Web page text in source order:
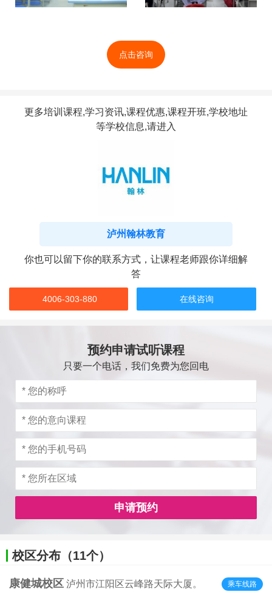
点击咨询
更多培训课程,学习资讯,课程优惠,课程开班,学校地址
等学校信息,请进入
泸州翰林教育
你也可以留下你的联系方式，让课程老师跟你详细解
答
4006-303-880 在线咨询
预约申请试听课程
只要一个电话，我们免费为您回电
申请预约
校区分布（11个）
康健城校区 泸州市江阳区云峰路天际大厦。 乘车线路